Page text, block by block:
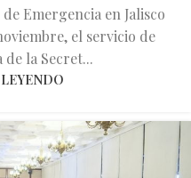
Emergencia en Jalisco
el servicio de
de la Secret...